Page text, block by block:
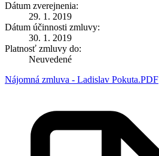
Dátum zverejnenia:
29. 1. 2019
Dátum účinnosti zmluvy:
30. 1. 2019
Platnosť zmluvy do:
Neuvedené
Nájomná zmluva - Ladislav Pokuta.PDF